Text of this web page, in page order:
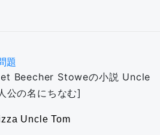
題
Beecher Stoweの小説 Uncle
公の名にちなむ]
Uncle Tom